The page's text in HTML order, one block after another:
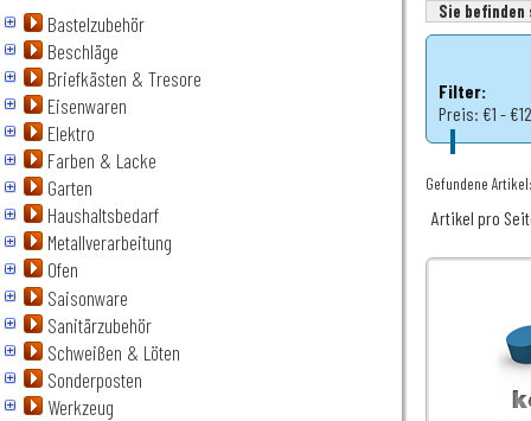
Bastelzubehör
Beschläge
Briefkästen & Tresore
Eisenwaren
Elektro
Farben & Lacke
Garten
Haushaltsbedarf
Metallverarbeitung
Ofen
Saisonware
Sanitärzubehör
Schweißen & Löten
Sonderposten
Werkzeug
Sie
Filter:
Preis: €1 - €12
Gefundene
Artikel pro